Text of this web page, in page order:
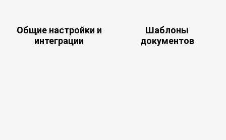
Общие настройки и
интеграции
Шаблоны
документов